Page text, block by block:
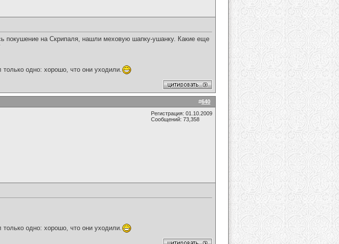
покушение на Скрипаля, нашли меховую шапку-ушанку. Какие еще
одно: хорошо, что они уходили.
#640
Регистрация: 01.10.2009
Сообщений: 73,358
одно: хорошо, что они уходили.